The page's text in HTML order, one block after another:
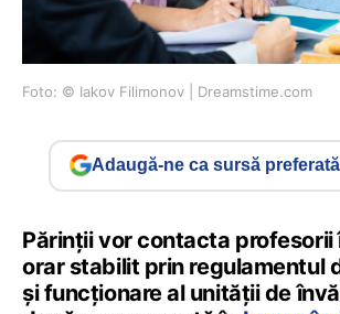
Foto: © Iakov Filimonov | Dreamstime.com
Adaugă-ne ca sursă
Părinții vor contacta profesorii
orar stabilit prin regulamentul
și funcționare al unității de